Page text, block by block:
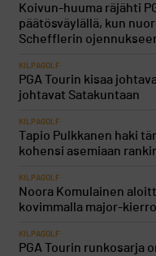
Koivun-huuma räjähti
päätösväylällä, kun
Schefflerin
KILPAGOLF
PGA Tourin kisaa
johtavat Satakuntaan
KILPAGOLF
Tapio Pulkkanen haki
kohensi asemiaan
KILPAGOLF
Noora Komulainen
kovimmalla major-
KILPAGOLF
PGA Tourin runkosarja